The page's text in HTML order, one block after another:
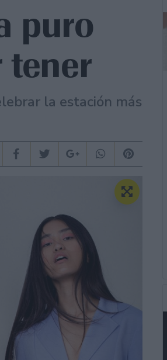
puro
tener
la estación más